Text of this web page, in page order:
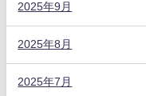
2025年9月
2025年8月
2025年7月